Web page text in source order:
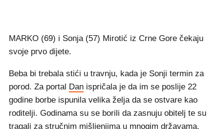
MARKO (69) i Sonja (57) Mirotić iz Crne Gore čekaju
svoje prvo dijete.
Beba bi trebala stići u travnju, kada je Sonji termin za
porod. Za portal Dan ispričala je da im se poslije 22
godine borbe ispunila velika želja da se ostvare kao
roditelji. Godinama su se borili da zasnuju obitelj te su
tragali za stručnim mišljenjima u mnogim državama.